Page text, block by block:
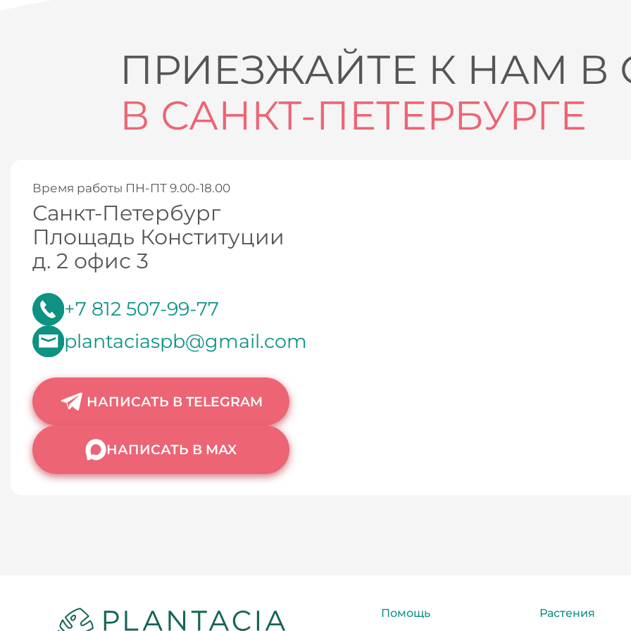
ПРИЕЗЖАЙТЕ К НАМ В
В САНКТ-ПЕТЕРБУРГЕ
Время работы ПН-ПТ 9.00-18.00
Санкт-Петербург
Площадь Конституции
д. 2 офис 3
+7 812 507-99-77
plantaciaspb@gmail.com
НАПИСАТЬ В TELEGRAM
НАПИСАТЬ В MAX
Помощь
Растения